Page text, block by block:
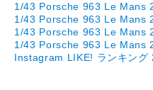
1/43 Porsche 963 Le Mans
1/43 Porsche 963 Le Mans
1/43 Porsche 963 Le Mans
1/43 Porsche 963 Le Mans
Instagram LIKE! ランキング